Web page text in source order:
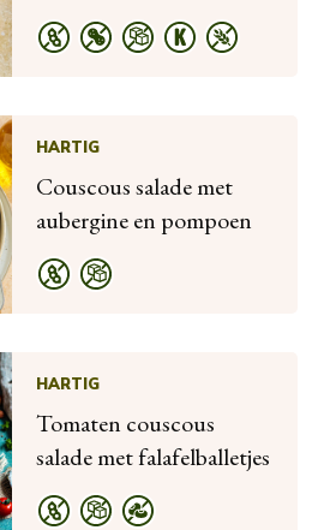
HARTIG
Couscous salade met
aubergine en pompoen
HARTIG
Tomaten couscous
salade met falafelballetjes